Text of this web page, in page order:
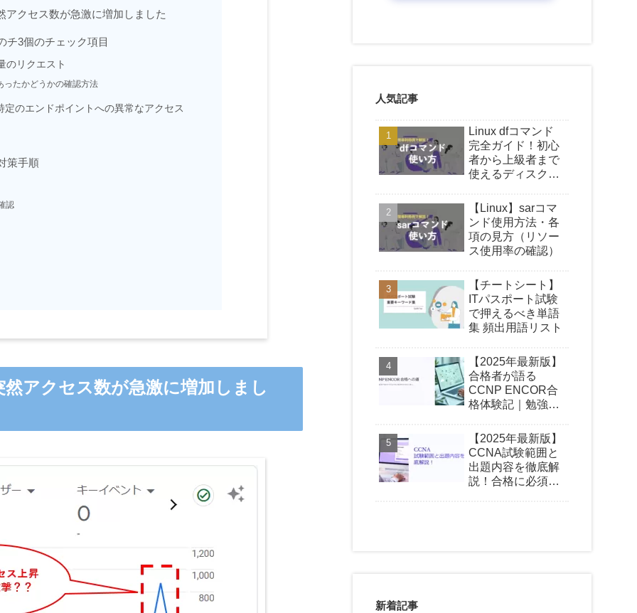
アクセス数が急激に増加しました
チ3個のチェック項目
のリクエスト
ったかどうかの確認方法
のエンドポイントへの異常なアクセス
策手順
認
アクセス数が急激に増加しまし
人気記事
Linux dfコマンド
完全ガイド！初心
者から上級者まで
使えるディスク容
プション解説、現
場での活用事例を
徹底解説
【Linux】sarコマ
ンド使用方法・各
項の見方（リソー
ス使用率の確認）
【チートシート】
ITパスポート試験
で押えるべき単語
集 頻出用語リスト
【2025年最新版】
合格者が語る
CCNP ENCOR合
格体験記｜勉強時
【2025年最新版】
CCNA試験範囲と
出題内容を徹底解
説！合格に必須の
新着記事